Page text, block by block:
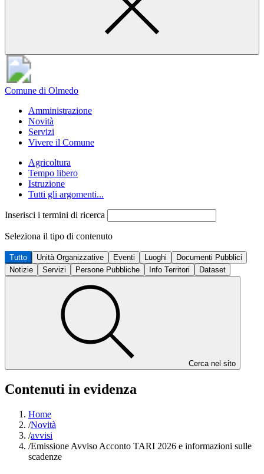
Comune di Olmedo
Amministrazione
Novità
Servizi
Vivere il Comune
Agricoltura
Tempo libero
Istruzione
Tutti gli argomenti...
Inserisci i termini di ricerca
Seleziona il tipo di contenuto
Tutto Unità Organizzative Eventi Luoghi
Documenti Pubblici
Notizie
Servizi Persone Pubbliche Info Territori Dataset
Cerca nel sito
Contenuti in evidenza
Home
/Novità
/avvisi
/Emissione Avviso Acconto TARI 2026 e informazioni sulle
scadenze